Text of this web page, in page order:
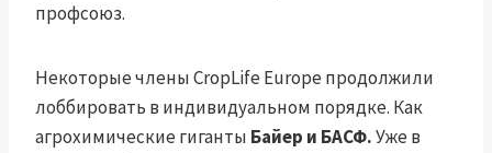
профсоюз.
Некоторые члены CropLife Europe продолжили
лоббировать в индивидуальном порядке. Как
агрохимические гиганты Байер и БАСФ.Уже в